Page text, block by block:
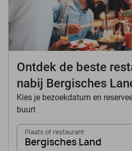
Ontdek de beste
nabij Bergisches
Kies je bezoekdatum en
buurt
Plaats of restaurant
Bergisches Land